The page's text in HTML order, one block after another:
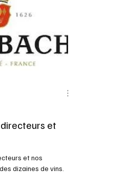
avions des
de Dyonisos eux
3 événements. Le
Winery, s’étend sur
dont environ 30 He
et
et nos
dizaines de vins.